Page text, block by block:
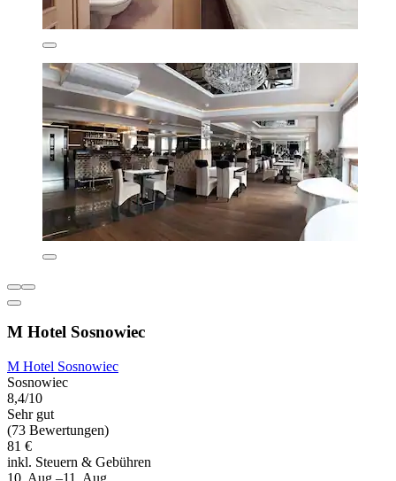
M Hotel Sosnowiec
M Hotel Sosnowiec
Sosnowiec
8,4/10
Sehr gut
(73 Bewertungen)
81 €
inkl. Steuern & Gebühren
10. Aug.–11. Aug.